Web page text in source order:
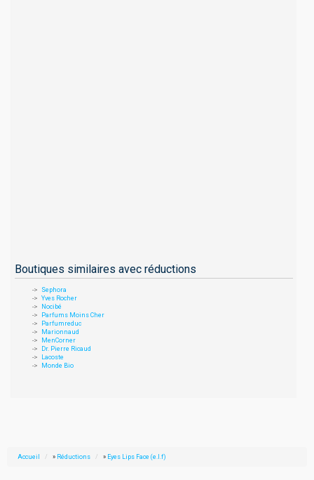
Boutiques similaires avec réductions
Sephora
Yves Rocher
Nocibé
Parfums Moins Cher
Parfumreduc
Marionnaud
MenCorner
Dr. Pierre Ricaud
Lacoste
Monde Bio
Accueil » Réductions » Eyes Lips Face (e.l.f)